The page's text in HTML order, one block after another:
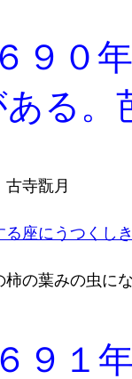
９０
る。
翫月
る座にうつくし
の葉みの虫に
９１